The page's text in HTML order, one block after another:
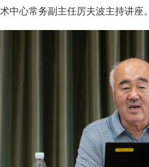
术中心常务副主任厉夫波主持讲座。